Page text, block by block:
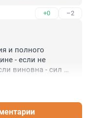
+0 –2
и полного
- если не
виновна - сил